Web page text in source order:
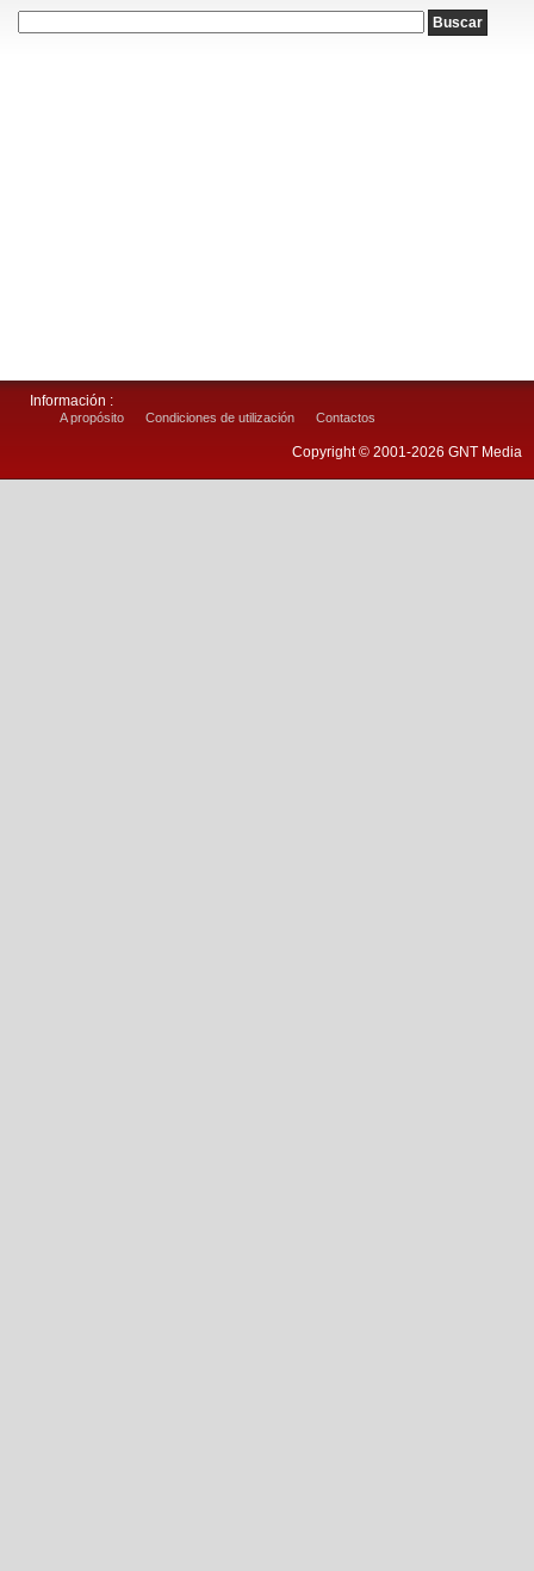
Información :
A propósito Condiciones de utilización Contactos
Copyright © 2001-2026 GNT Media